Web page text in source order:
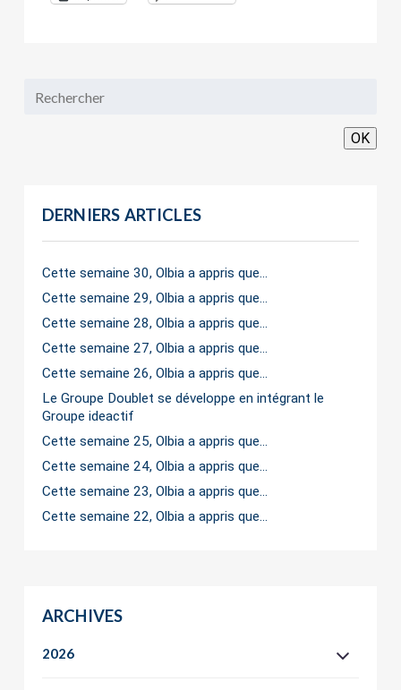
OK
DERNIERS ARTICLES
Cette semaine 30, Olbia a appris que…
Cette semaine 29, Olbia a appris que…
Cette semaine 28, Olbia a appris que…
Cette semaine 27, Olbia a appris que…
Cette semaine 26, Olbia a appris que…
Le Groupe Doublet se développe en intégrant le
Groupe ideactif
Cette semaine 25, Olbia a appris que…
Cette semaine 24, Olbia a appris que…
Cette semaine 23, Olbia a appris que…
Cette semaine 22, Olbia a appris que…
ARCHIVES
2026